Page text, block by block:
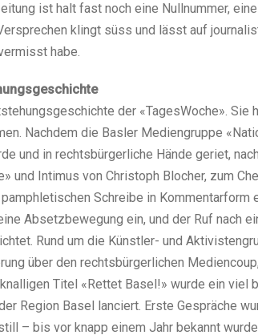
ist halt fast noch eine Nullnummer,
klingt süss und lässt auf
habe.
der «TagesWoche». Sie
Nachdem die Basler Mediengruppe
und in rechtsbürgerliche Hände geriet,
und Intimus von Christoph Blocher, zum
Schreibe in Kommentarform
Absetzbewegung ein, und der Ruf nach
Rund um die Künstler- und
über den rechtsbürgerlichen
Titel «Rettet Basel!» wurde ein viel
Region Basel lanciert. Erste Gespräche
– bis vor knapp einem Jahr bekannt